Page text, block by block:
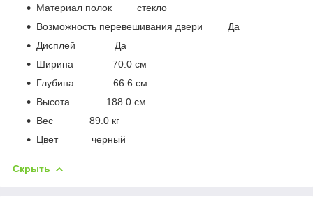
Материал полок стекло
Возможность перевешивания двери Да
Дисплей Да
Ширина 70.0 см
Глубина 66.6 см
Высота 188.0 см
Вес 89.0 кг
Цвет черный
Скрыть